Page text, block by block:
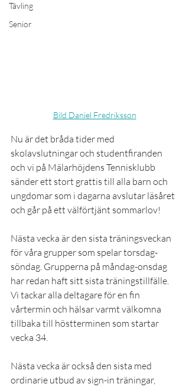
Tävling
Senior
Bild Daniel Fredriksson
Nu är det bråda tider med
skolavslutningar och studentfiranden
och vi på Mälarhöjdens Tennisklubb
sänder ett stort grattis till alla barn och
ungdomar som i dagarna avslutar läsåret
och går på ett välförtjänt sommarlov!
Nästa vecka är den sista träningsveckan
för våra grupper som spelar torsdag-
söndag. Grupperna på måndag-onsdag
har redan haft sitt sista träningstillfälle.
Vi tackar alla deltagare för en fin
vårtermin och hälsar varmt välkomna
tillbaka till höstterminen som startar
vecka 34.
Nästa vecka är också den sista med
ordinarie utbud av sign-in träningar,